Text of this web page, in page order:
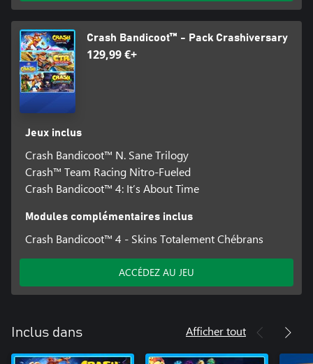
Crash Bandicoot™ - Pack Crashiversary
129,99 €+
Jeux inclus
Crash Bandicoot™ N. Sane Trilogy
Crash™ Team Racing Nitro-Fueled
Crash Bandicoot™ 4: It’s About Time
Modules complémentaires inclus
Crash Bandicoot™ 4 - Skins Totalement Chébrans
ACCÉDEZ AU JEU
Inclus dans Afficher tout